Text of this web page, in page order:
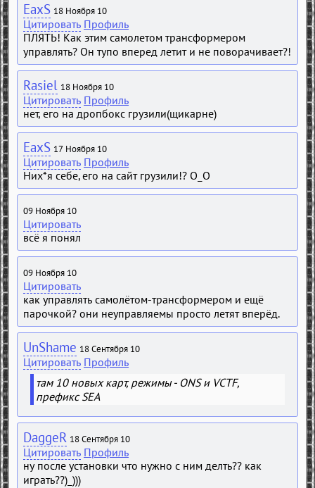
EaxS 18 Ноября 10
Цитировать Профиль
ПЛЯТЬ! Как этим самолетом трансформером
управлять? Он тупо вперед летит и не поворачивает?!
Rasiel 18 Ноября 10
Цитировать Профиль
нет, его на дропбокс грузили(щикарне)
EaxS 17 Ноября 10
Цитировать Профиль
Них*я себе, его на сайт грузили!? О_О
09 Ноября 10
Цитировать
всё я понял
09 Ноября 10
Цитировать
как управлять самолётом-трансформером и ещё
парочкой? они неуправляемы просто летят вперёд.
UnShame 18 Сентября 10
Цитировать Профиль
там 10 новых карт, режимы - ONS и VCTF,
префикс SEA
DaggeR 18 Сентября 10
Цитировать Профиль
ну после установки что нужно с ним делть?? как
играть??)_)))